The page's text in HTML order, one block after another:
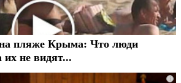
пляже Крыма: Что люди
не видят...
i